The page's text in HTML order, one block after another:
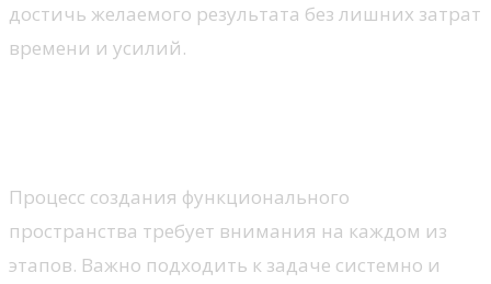
достичь желаемого результата без лишних затрат
времени и усилий.
Процесс создания функционального
пространства требует внимания на каждом из
этапов. Важно подходить к задаче системно и